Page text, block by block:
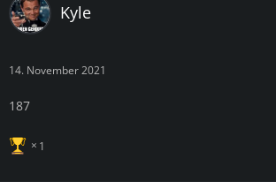
Kyle
14. November 2021
187
1